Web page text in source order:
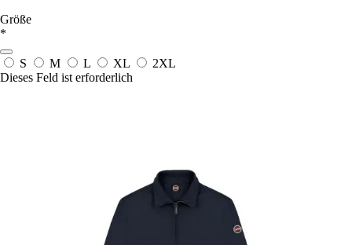
Größe
*
S M L XL
2XL
Dieses Feld ist erforderlich